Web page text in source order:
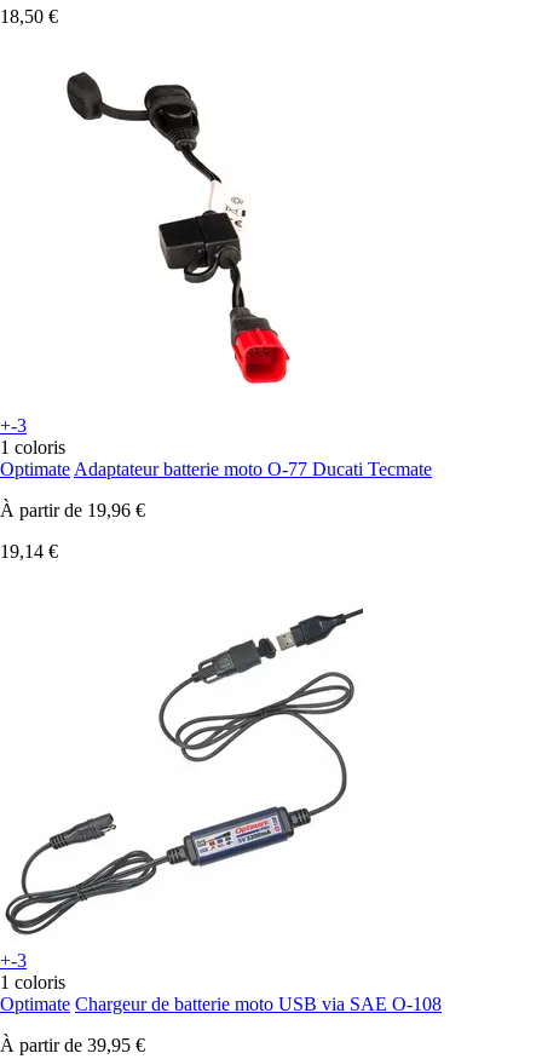
18,50 €
+-3
1 coloris
Optimate Adaptateur batterie moto O-77 Ducati Tecmate
À partir de 19,96 €
19,14 €
+-3
1 coloris
Optimate Chargeur de batterie moto USB via SAE O-108
À partir de 39,95 €